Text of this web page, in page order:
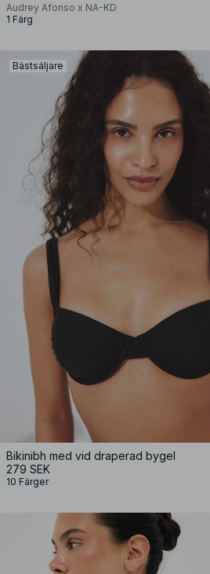
Audrey Afonso x NA-KD
1 Färg
Bästsäljare
Bikinibh med vid draperad bygel
279 SEK
10 Färger